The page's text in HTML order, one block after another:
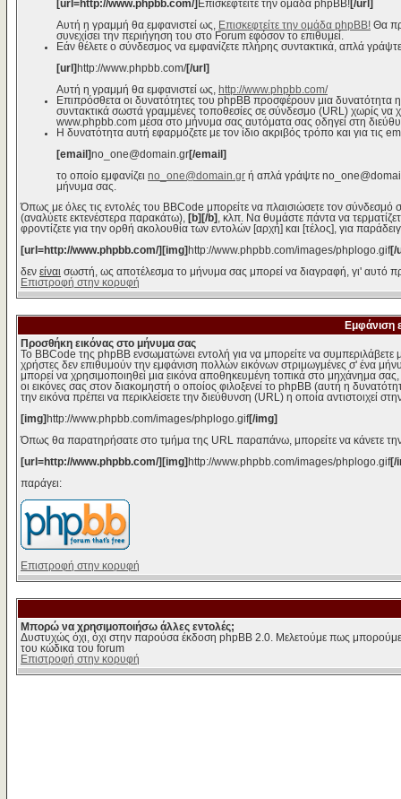
[url=http://www.phpbb.com/] Επισκεφτείτε την ομάδα phpBB! [/url]
Αυτή η γραμμή θα εμφανιστεί ως,
Επισκεφτείτε την ομάδα phpBB! Θα
συνεχίσει την περιήγηση του στο Forum εφόσον το επιθυμεί.
Εάν θέλετε ο σύνδεσμος να εμφανίζετε πλήρης συντακτικά, απλά
[url] http://www.phpbb.com/[/url]
Αυτή η γραμμή θα εμφανιστεί ως,
http://www.phpbb.com/
Επιπρόσθετα οι δυνατότητες του phpBB προσφέρουν μια δυνατότητα
συντακτικά σωστά γραμμένες τοποθεσίες σε σύνδεσμο (URL) χωρίς να
www.phpbb.com μέσα στο μήνυμα σας αυτόματα σας οδηγεί στη
Η δυνατότητα αυτή εφαρμόζετε με τον ίδιο ακριβός τρόπο και για τις
[email]no_one@domain.gr[/email]
το οποίο εμφανίζει no_one@domain.gr ή απλά γράψτε
μήνυμα σας.
Όπως με όλες τις εντολές του BBCode μπορείτε να πλαισιώσετε τον σύνδεσμό
(αναλύετε εκτενέστερα παρακάτω),
[b][/b]
, κλπ. Να θυμάστε πάντα να
φροντίζετε για την ορθή ακολουθία των εντολών [αρχή] και [τέλος], για
[url=http://www.phpbb.com/][img] http://www.phpbb.com/images/phplogo.gif[/
δεν είναι σωστή, ως αποτέλεσμα το μήνυμα σας μπορεί να διαγραφή, γι' αυτό
Επιστροφή στην κορυφή
Εμφάνιση
Προσθήκη εικόνας στο μήνυμα σας
Το BBCode της phpBB ενσωματώνει εντολή για να μπορείτε να
χρήστες δεν επιθυμούν την εμφάνιση πολλών εικόνων στριμωγμένες σ' ένα
μπορεί να χρησιμοποιηθεί μια εικόνα αποθηκευμένη τοπικά στο μηχάνημα
οι εικόνες σας στον διακομηστή ο οποίος φιλοξενεί το phpBB (αυτή η
την εικόνα πρέπει να περικλείσετε την διεύθυνση (URL) η οποία αντιστοιχεί
[img] http://www.phpbb.com/images/phplogo.gif[/img]
Όπως θα παρατηρήσατε στο τμήμα της URL παραπάνω, μπορείτε να κάνετε
[url=http://www.phpbb.com/][img] http://www.phpbb.com/images/phplogo.gif[/
παράγει:
Επιστροφή στην κορυφή
Μπορώ να χρησιμοποιήσω άλλες εντολές;
Δυστυχώς όχι, όχι στην παρούσα έκδοση phpBB 2.0. Μελετούμε πως μπορούμε
του κώδικα του forum
Επιστροφή στην κορυφή